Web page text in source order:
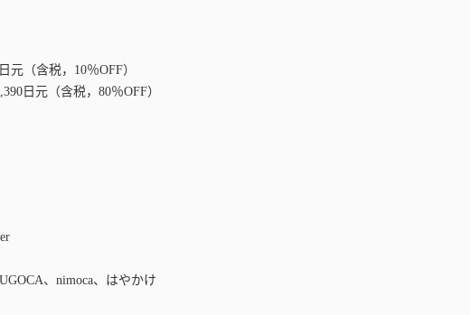
元（含税，10％OFF）
日元（含税，80％OFF）
、nimoca、はやかけ